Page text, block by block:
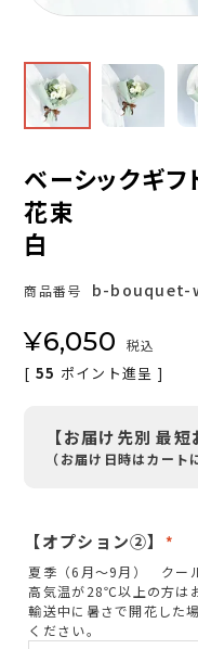
ベーシックギフ
花束
白
商品番号 b-bouquet-
¥6,050 税込
[ 55 ポイント進呈 ]
【お届け先別 最短
（お届け日時はカート
【オプション②】
(
必
須
)
夏季（6月～9月） クー
高気温が28℃以上の方は
輸送中に暑さで開花した
ください。